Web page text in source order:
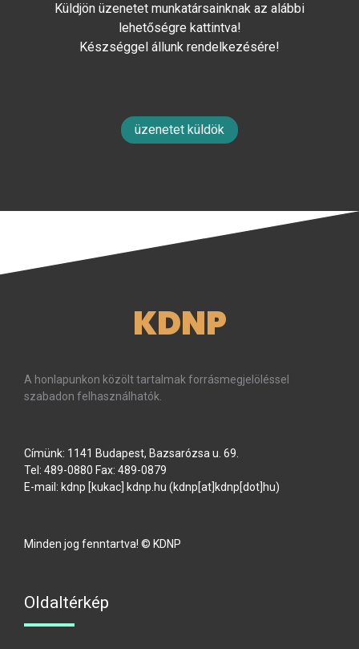
Küldjön üzenetet munkatársainknak az alábbi
lehetőségre kattintva!
Készséggel állunk rendelkezésére!
üzenetet küldök
KDNP
A honlapunkon közölt tartalmak forrásmegjelöléssel
szabadon felhasználhatók.
Címünk: 1141 Budapest, Bazsarózsa u. 69.
Tel: 489-0880 Fax: 489-0879
E-mail: kdnp [kukac] kdnp.hu (kdnp[at]kdnp[dot]hu)
Minden jog fenntartva! © KDNP
Oldaltérkép